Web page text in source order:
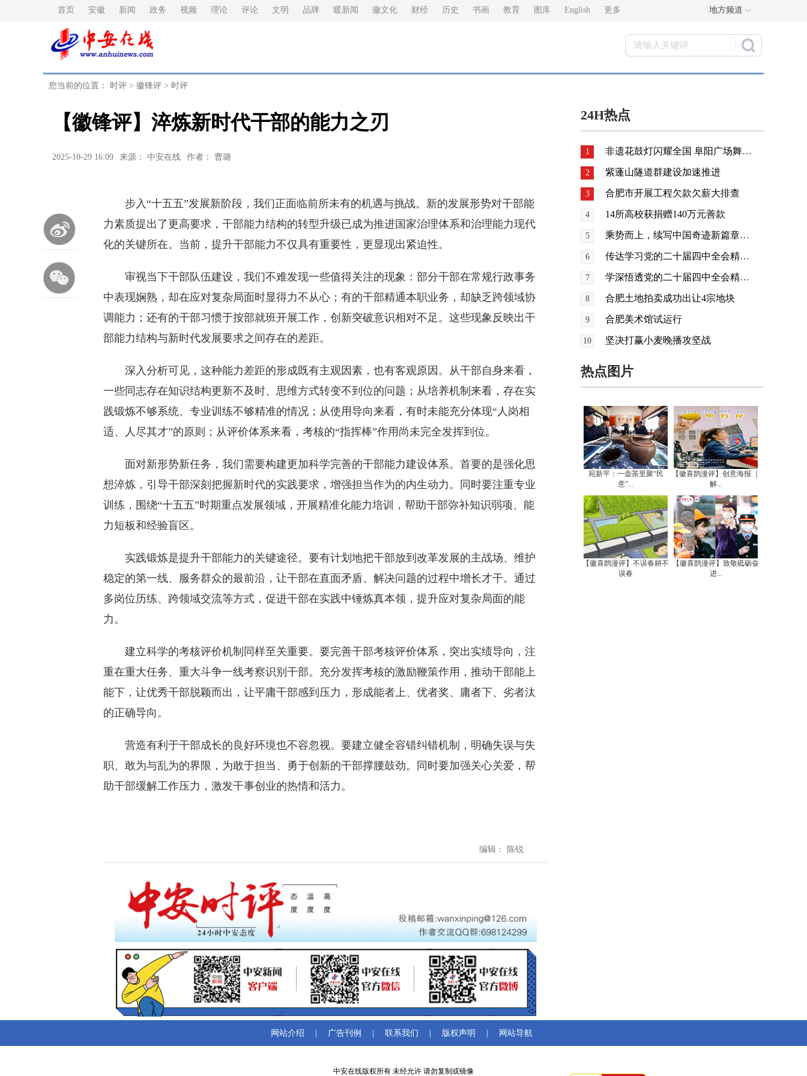
首页 安徽 新闻 政务 视频 理论 评论 文明 品牌 暖新闻 徽文化 财经 历史 书画 教育 图库 English 更多 地方频道
您当前的位置： 时评 > 徽锋评 > 时评
【徽锋评】淬炼新时代干部的能力之刃
2025-10-29 16:09 来源： 中安在线 作者： 曹璐
步入“十五五”发展新阶段，我们正面临前所未有的机遇与挑战。新的发展形势对干部能
力素质提出了更高要求，干部能力结构的转型升级已成为推进国家治理体系和治理能力现代
化的关键所在。当前，提升干部能力不仅具有重要性，更显现出紧迫性。
审视当下干部队伍建设，我们不难发现一些值得关注的现象：部分干部在常规行政事务
中表现娴熟，却在应对复杂局面时显得力不从心；有的干部精通本职业务，却缺乏跨领域协
调能力；还有的干部习惯于按部就班开展工作，创新突破意识相对不足。这些现象反映出干
部能力结构与新时代发展要求之间存在的差距。
深入分析可见，这种能力差距的形成既有主观因素，也有客观原因。从干部自身来看，
一些同志存在知识结构更新不及时、思维方式转变不到位的问题；从培养机制来看，存在实
践锻炼不够系统、专业训练不够精准的情况；从使用导向来看，有时未能充分体现“人岗相
适、人尽其才”的原则；从评价体系来看，考核的“指挥棒”作用尚未完全发挥到位。
面对新形势新任务，我们需要构建更加科学完善的干部能力建设体系。首要的是强化思
想淬炼，引导干部深刻把握新时代的实践要求，增强担当作为的内生动力。同时要注重专业
训练，围绕“十五五”时期重点发展领域，开展精准化能力培训，帮助干部弥补知识弱项、能
力短板和经验盲区。
实践锻炼是提升干部能力的关键途径。要有计划地把干部放到改革发展的主战场、维护
稳定的第一线、服务群众的最前沿，让干部在直面矛盾、解决问题的过程中增长才干。通过
多岗位历练、跨领域交流等方式，促进干部在实践中锤炼真本领，提升应对复杂局面的能
力。
建立科学的考核评价机制同样至关重要。要完善干部考核评价体系，突出实绩导向，注
重在重大任务、重大斗争一线考察识别干部。充分发挥考核的激励鞭策作用，推动干部能上
能下，让优秀干部脱颖而出，让平庸干部感到压力，形成能者上、优者奖、庸者下、劣者汰
的正确导向。
营造有利于干部成长的良好环境也不容忽视。要建立健全容错纠错机制，明确失误与失
职、敢为与乱为的界限，为敢于担当、勇于创新的干部撑腰鼓劲。同时要加强关心关爱，帮
助干部缓解工作压力，激发干事创业的热情和活力。
编辑： 陈锐
24H热点
1 非遗花鼓灯闪耀全国 阜阳广场舞国赛获奖
2 紫蓬山隧道群建设加速推进
3 合肥市开展工程欠款欠薪大排查
4 14所高校获捐赠140万元善款
5 乘势而上，续写中国奇迹新篇章——党的二十届四中全会侧记
6 传达学习党的二十届四中全会精神 研究贯彻落实工作
7 学深悟透党的二十届四中全会精神 凝心聚力谱写中国式现代化安徽篇章
8 合肥土地拍卖成功出让4宗地块
9 合肥美术馆试运行
10 坚决打赢小麦晚播攻坚战
热点图片
宛新平：一壶茶里聚“民
意”...
【徽喜鹊漫评】创意海报 ｜
解...
【徽喜鹊漫评】不误春耕不
误春
【徽喜鹊漫评】致敬砥砺奋
进...
网站介绍 广告刊例 联系我们 版权声明 网站导航
中安在线版权所有 未经允许 请勿复制或镜像